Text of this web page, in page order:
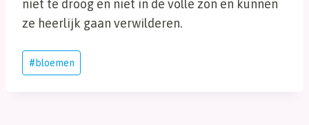
niet te droog en niet in de volle zon en kunnen
ze heerlijk gaan verwilderen.
Bericht
tags:
#bloemen